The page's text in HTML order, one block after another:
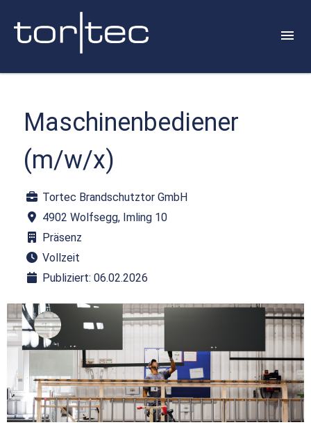
Maschinenbediener
(m/w/x)
Tortec Brandschutztor GmbH
4902 Wolfsegg, Imling 10
Präsenz
Vollzeit
Publiziert: 06.02.2026